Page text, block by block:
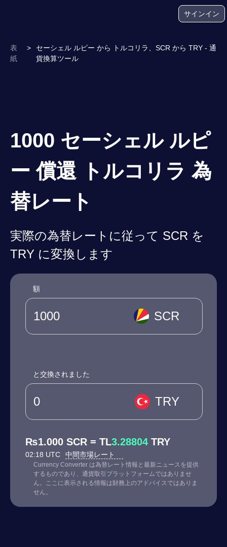
サインイン
表
紙
>
セーシェル ルピー から トルコリラ、SCR から TRY - 通
貨換算ツール
1000 セーシェル ルピ
ー 償還 トルコリラ 為
替レート
実際の為替レートに従って SCR を
TRY に変換します
額
SCR
と交換されました
TRY
₨1.000 SCR = TL3.28804 TRY
02:18 UTC 中間市場レート
Currency Converter は為替レート情報と最新ニュースを提供
するものであり、通貨取引プラットフォームではありませ
ん。ここに表示される情報は財務上のアドバイスではありま
せん。